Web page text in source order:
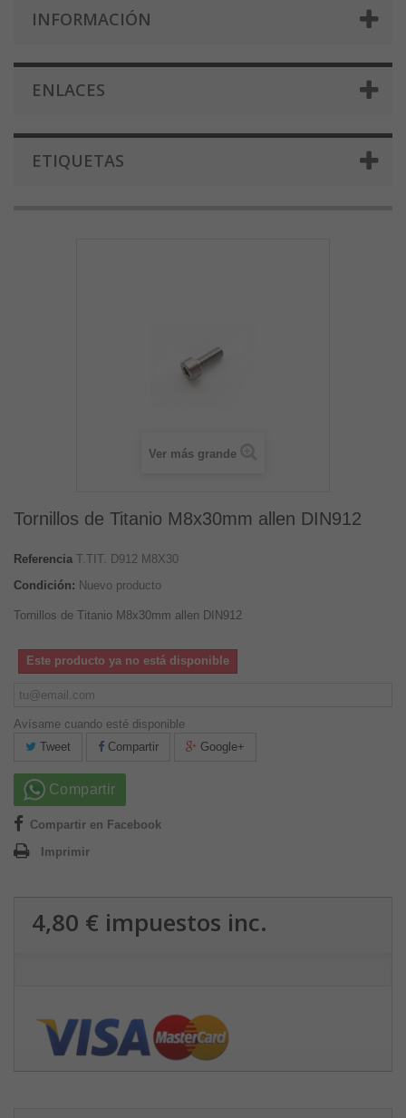
INFORMACIÓN
ENLACES
ETIQUETAS
Ver más grande
Tornillos de Titanio M8x30mm allen DIN912
Referencia T.TIT. D912 M8X30
Condición: Nuevo producto
Tornillos de Titanio M8x30mm allen DIN912
Este producto ya no está disponible
Avísame cuando esté disponible
Tweet
Compartir Google+
Compartir
Compartir en Facebook
Imprimir
4,80 € impuestos inc.